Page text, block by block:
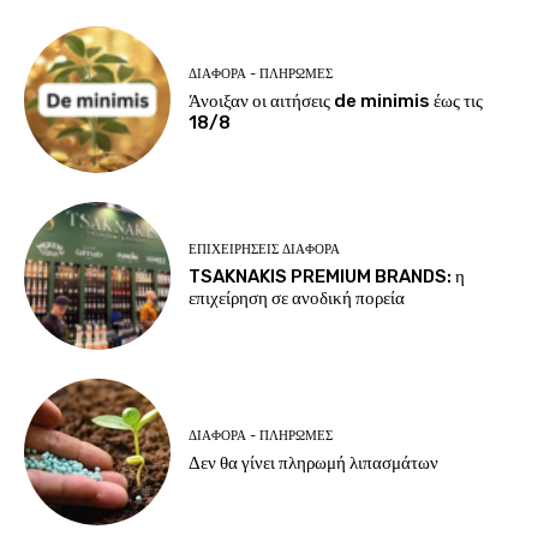
ΔΙΆΦΟΡΑ - ΠΛΗΡΩΜΈΣ
Άνοιξαν οι αιτήσεις de minimis έως τις
18/8
ΕΠΙΧΕΙΡΉΣΕΙΣ ΔΙΆΦΟΡΑ
TSAKNAKIS PREMIUM BRANDS: η
επιχείρηση σε ανοδική πορεία
ΔΙΆΦΟΡΑ - ΠΛΗΡΩΜΈΣ
Δεν θα γίνει πληρωμή λιπασμάτων